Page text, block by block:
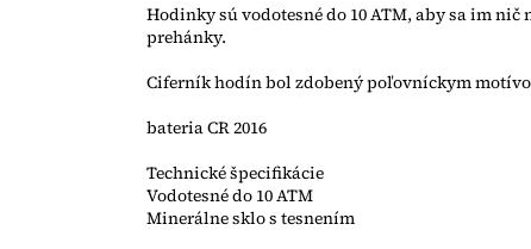
Hodinky sú vodotesné do 10 ATM, aby sa im
prehánky.
Ciferník hodín bol zdobený poľovníckym
bateria CR 2016
Technické špecifikácie
Vodotesné do 10 ATM
Minerálne sklo s tesnením